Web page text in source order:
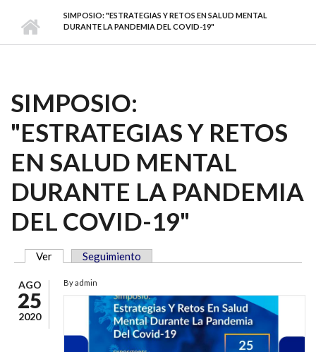
SIMPOSIO: "ESTRATEGIAS Y RETOS EN SALUD MENTAL
DURANTE LA PANDEMIA DEL COVID-19"
SIMPOSIO:
"ESTRATEGIAS Y RETOS
EN SALUD MENTAL
DURANTE LA PANDEMIA
DEL COVID-19"
SOLAPAS PRINCIPALES
Ver (solapa activa)
Seguimiento
AGO
25
2020
By admin